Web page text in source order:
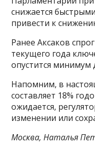
снижается
привести к
Ранее Аксаков
текущего года
опустится минимум
Напомним, в
составляет 18%
ожидается,
изменении или
Москва, Наталья